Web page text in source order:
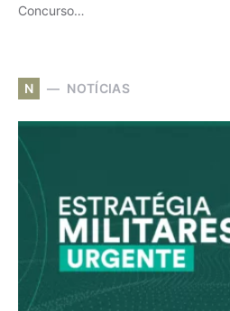
Concurso…
N NOTÍCIAS